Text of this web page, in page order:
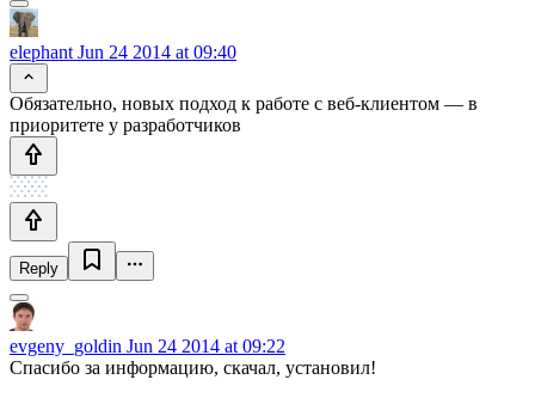
elephant Jun 24 2014 at 09:40
Обязательно, новых подход к работе с веб-клиентом — в
приоритете у разработчиков
Reply
evgeny_goldin Jun 24 2014 at 09:22
Спасибо за информацию, скачал, установил!